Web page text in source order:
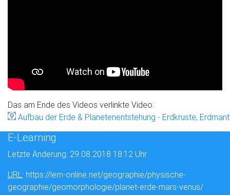
Das am Ende des Videos verlinkte Video:
Aufbau der Erde & Planetenentstehung - Erdkruste,
E-Learning
Letzte Änderung: 29.08.2018 18:12 Uhr
URL: https://lern-online.net/geographie/physische-
geographie/geomorphologie/planet-erde-mars-venus/